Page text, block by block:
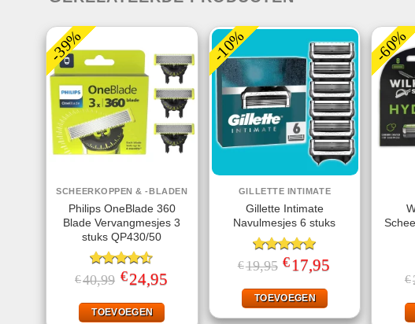
-39%
SCHEERKOPPEN & -BLADEN
Philips OneBlade 360
Blade Vervangmesjes 3
stuks QP430/50
Gewaardeerd
4.50uit 5
€40,99 Oorspronkelijke
prijs
€40,99.
€24,95prijs
TOEVOEGEN
-10%
GILLETTE INTIMATE
Gillette Intimate
Navulmesjes 6 stuks
Gewaardeerd
5.00uit 5
€19,95 Oorspronkelijke
prijs
€19,95.
€ 17,95
TOEVOEGEN
-60%
€